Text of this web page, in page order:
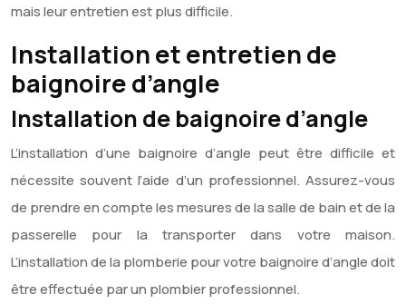
mais leur entretien est plus difficile.
Installation et entretien de
baignoire d’angle
Installation de baignoire d’angle
L’installation d’une baignoire d’angle peut être difficile et
nécessite souvent l’aide d’un professionnel. Assurez-vous
de prendre en compte les mesures de la salle de bain et de la
passerelle pour la transporter dans votre maison.
L’installation de la plomberie pour votre baignoire d’angle doit
être effectuée par un plombier professionnel.